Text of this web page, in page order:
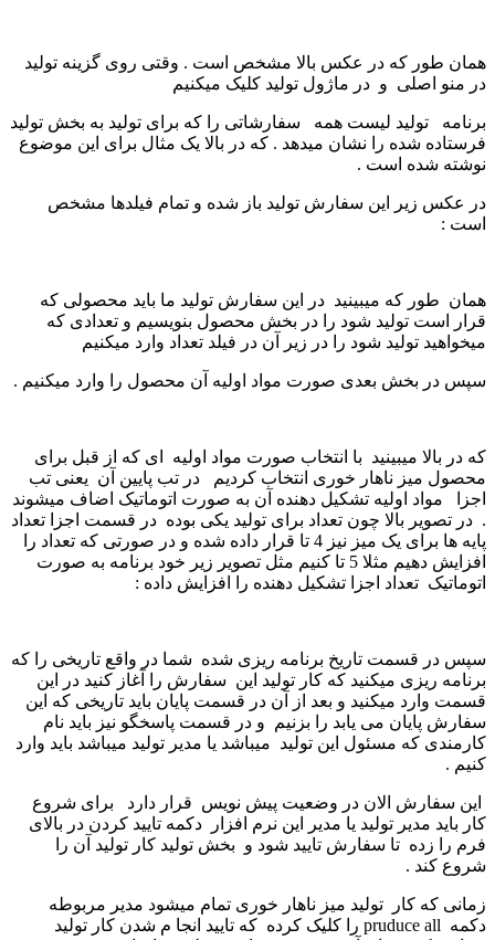
همان طور که در عکس بالا مشخص است . وقتی روی گزینه تولید
در منو اصلی و در ماژول تولید کلیک میکنیم
برنامه تولید لیست همه سفارشاتی را که برای تولید به بخش تولید
فرستاده شده را نشان میدهد . که در بالا یک مثال برای این موضوع
نوشته شده است .
در عکس زیر این سفارش تولید باز شده و تمام فیلدها مشخص
است :
همان طور که میبینید در این سفارش تولید ما باید محصولی که
قرار است تولید شود را در بخش محصول بنویسیم و تعدادی که
میخواهید تولید شود را در زیر آن در فیلد تعداد وارد میکنیم
سپس در بخش بعدی صورت مواد اولیه آن محصول را وارد میکنیم .
که در بالا میبینید با انتخاب صورت مواد اولیه ای که از قبل برای
محصول میز ناهار خوری انتخاب کردیم در تب پایین آن یعنی تب
اجزا مواد اولیه تشکیل دهنده آن به صورت اتوماتیک اضاف میشوند
. در تصویر بالا چون تعداد برای تولید یکی بوده در قسمت اجزا تعداد
پایه ها برای یک میز نیز 4 تا قرار داده شده و در صورتی که تعداد را
افزایش دهیم مثلا 5 تا کنیم مثل تصویر زیر خود برنامه به صورت
اتوماتیک تعداد اجزا تشکیل دهنده را افزایش داده :
سپس در قسمت تاریخ برنامه ریزی شده شما در واقع تاریخی را که
برنامه ریزی میکنید که کار تولید این سفارش را آغاز کنید در این
قسمت وارد میکنید و بعد از آن در قسمت پایان باید تاریخی که این
سفارش پایان می یابد را بزنیم و در قسمت پاسخگو نیز باید نام
کارمندی که مسئول این تولید میباشد یا مدیر تولید میباشد باید وارد
کنیم .
این سفارش الان در وضعیت پیش نویس قرار دارد برای شروع
کار باید مدیر تولید یا مدیر این نرم افزار دکمه تایید کردن در بالای
فرم را زده تا سفارش تایید شود و بخش تولید کار تولید آن را
شروع کند .
زمانی که کار تولید میز ناهار خوری تمام میشود مدیر مربوطه
دکمه pruduce all را کلیک کرده که تایید انجا م شدن کار تولید